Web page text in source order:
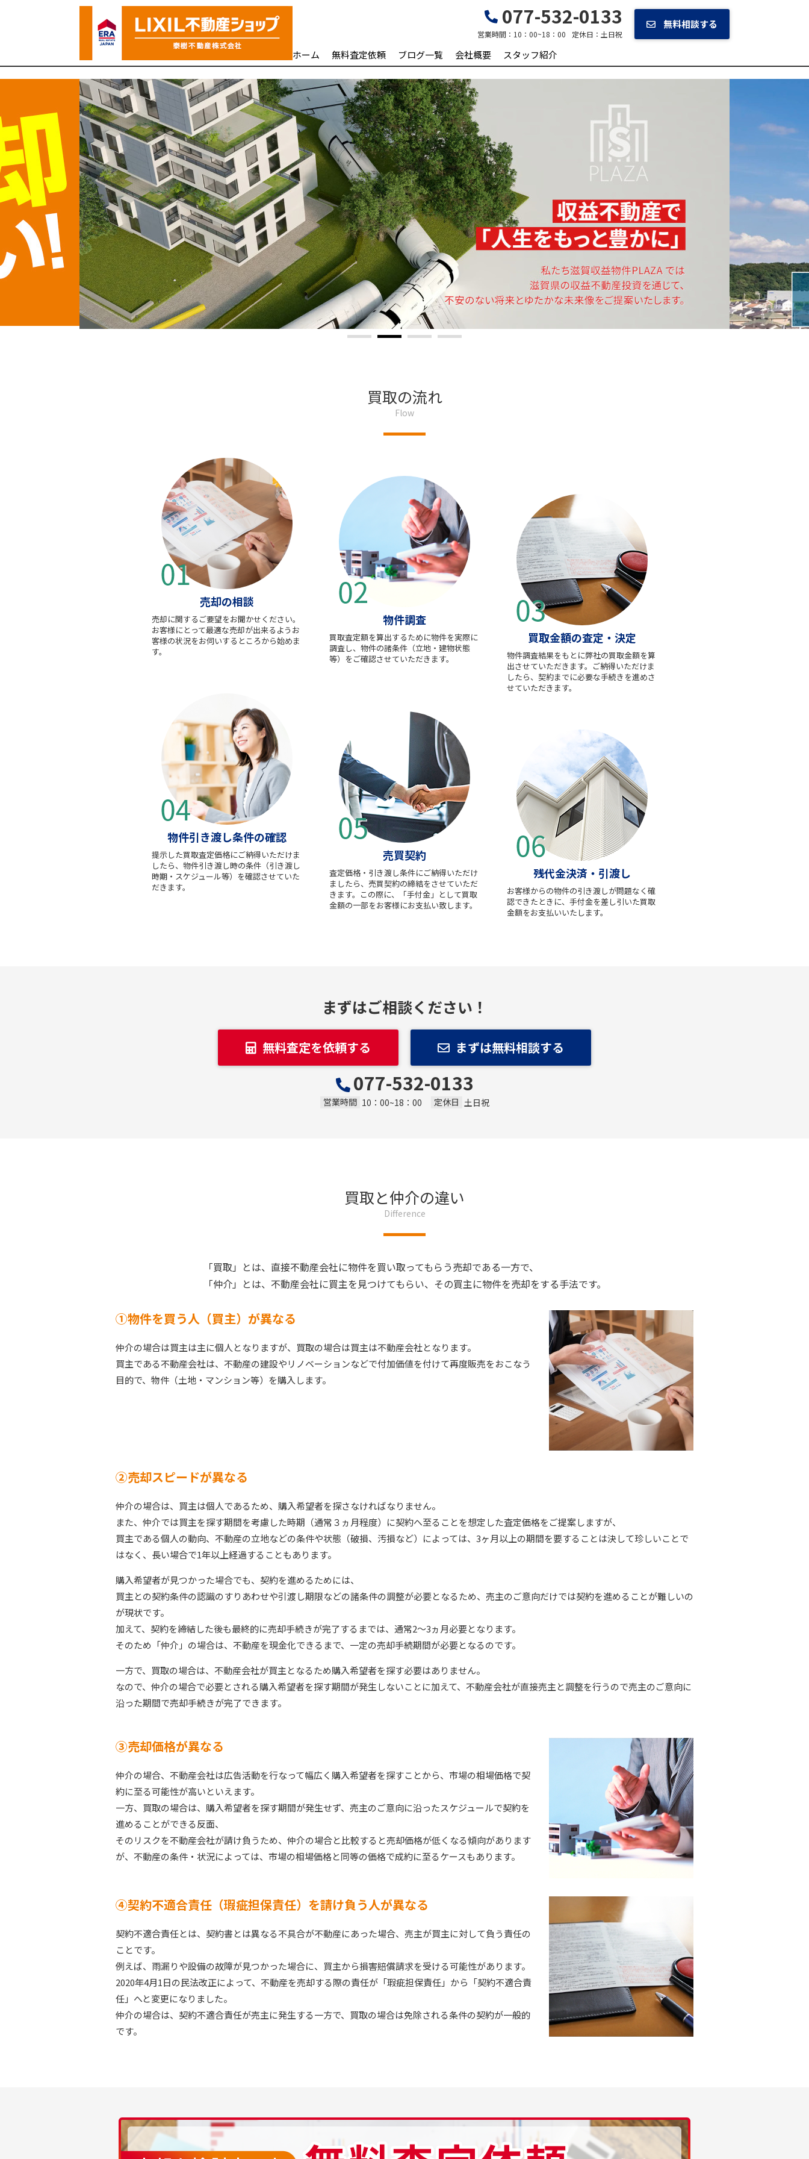
077-532-0133
営業時間： 10：00~18：00 定休日： 土日祝
無料相談する
ホーム 無料査定依頼 ブログ一覧 会社概要 スタッフ紹介
買取の流れ
Flow
売却の相談
売却に関するご要望をお聞かせください。
お客様にとって最適な売却が出来るようお
客様の状況をお伺いするところから始めま
す。
物件調査
買取査定額を算出するために物件を実際に
調査し、物件の諸条件（立地・建物状態
等）をご確認させていただきます。
買取金額の査定・決定
物件調査結果をもとに弊社の買取金額を算
出させていただきます。ご納得いただけま
したら、契約までに必要な手続きを進めさ
せていただきます。
物件引き渡し条件の確認
提示した買取査定価格にご納得いただけま
したら、物件引き渡し時の条件（引き渡し
時期・スケジュール等）を確認させていた
だきます。
売買契約
査定価格・引き渡し条件にご納得いただけ
ましたら、売買契約の締結をさせていただ
きます。この際に、「手付金」として買取
金額の一部をお客様にお支払い致します。
残代金決済・引渡し
お客様からの物件の引き渡しが問題なく確
認できたときに、手付金を差し引いた買取
金額をお支払いいたします。
まずはご相談ください！
無料査定を依頼する まずは無料相談する
077-532-0133
営業時間 10：00~18：00 定休日 土日祝
買取と仲介の違い
Difference
「買取」とは、直接不動産会社に物件を買い取ってもらう売却である一方で、
「仲介」とは、不動産会社に買主を見つけてもらい、その買主に物件を売却をする手法です。
①物件を買う人（買主）が異なる
仲介の場合は買主は主に個人となりますが、買取の場合は買主は不動産会社となります。
買主である不動産会社は、不動産の建設やリノベーションなどで付加価値を付けて再度販売をおこなう
目的で、物件（土地・マンション等）を購入します。
②売却スピードが異なる
仲介の場合は、買主は個人であるため、購入希望者を探さなければなりません。
また、仲介では買主を探す期間を考慮した時期（通常３ヵ月程度）に契約へ至ることを想定した査定価格をご提案しますが、
買主である個人の動向、不動産の立地などの条件や状態（破損、汚損など）によっては、3ヶ月以上の期間を要することは決して珍しいことで
はなく、長い場合で1年以上経過することもあります。
購入希望者が見つかった場合でも、契約を進めるためには、
買主との契約条件の認識のすりあわせや引渡し期限などの諸条件の調整が必要となるため、売主のご意向だけでは契約を進めることが難しいの
が現状です。
加えて、契約を締結した後も最終的に売却手続きが完了するまでは、通常2～3ヵ月必要となります。
そのため「仲介」の場合は、不動産を現金化できるまで、一定の売却手続期間が必要となるのです。
一方で、買取の場合は、不動産会社が買主となるため購入希望者を探す必要はありません。
なので、仲介の場合で必要とされる購入希望者を探す期間が発生しないことに加えて、不動産会社が直接売主と調整を行うので売主のご意向に
沿った期間で売却手続きが完了できます。
③売却価格が異なる
仲介の場合、不動産会社は広告活動を行なって幅広く購入希望者を探すことから、市場の相場価格で契
約に至る可能性が高いといえます。
一方、買取の場合は、購入希望者を探す期間が発生せず、売主のご意向に沿ったスケジュールで契約を
進めることができる反面、
そのリスクを不動産会社が請け負うため、仲介の場合と比較すると売却価格が低くなる傾向があります
が、不動産の条件・状況によっては、市場の相場価格と同等の価格で成約に至るケースもあります。
④契約不適合責任（瑕疵担保責任）を請け負う人が異なる
契約不適合責任とは、契約書とは異なる不具合が不動産にあった場合、売主が買主に対して負う責任の
ことです。
例えば、雨漏りや設備の故障が見つかった場合に、買主から損害賠償請求を受ける可能性があります。
2020年4月1日の民法改正によって、不動産を売却する際の責任が「瑕疵担保責任」から「契約不適合責
任」へと変更になりました。
仲介の場合は、契約不適合責任が売主に発生する一方で、買取の場合は免除される条件の契約が一般的
です。